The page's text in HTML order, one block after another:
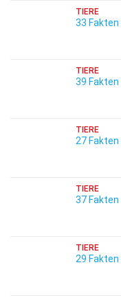
TIERE
33
TIERE
39 Fakten
TIERE
27
TIERE
37
TIERE
29